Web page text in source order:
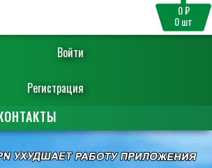
Войти
Регистрация
0 ₽
0шт